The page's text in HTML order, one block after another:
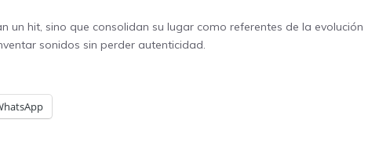
un hit, sino que consolidan su lugar como referentes de la evolución
sonidos sin perder autenticidad.